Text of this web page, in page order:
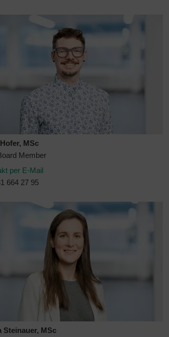
MSc
Member
per E-Mail
664 27 95
Steinauer, MSc